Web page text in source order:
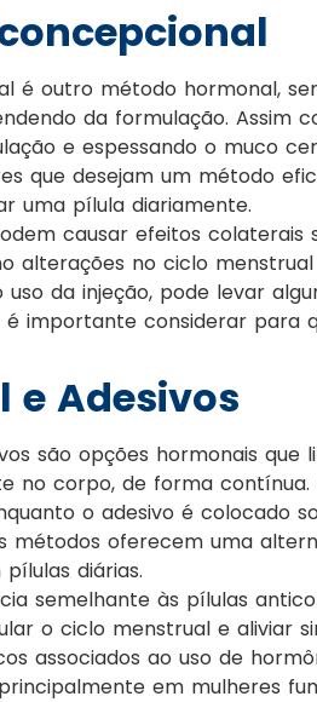
é outro método hormonal,
da formulação. Assim
e espessando o muco
que desejam um método
uma pílula diariamente.
causar efeitos colaterais
alterações no ciclo
uso da injeção, pode levar
importante considerar para
e Adesivos
são opções hormonais que
no corpo, de forma contínua.
o adesivo é colocado
métodos oferecem uma
diárias.
semelhante às pílulas
o ciclo menstrual e aliviar
associados ao uso de
em mulheres